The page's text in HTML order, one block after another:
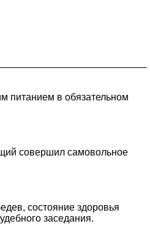
питанием в обязательном
совершил самовольное
состояние здоровья
заседания.